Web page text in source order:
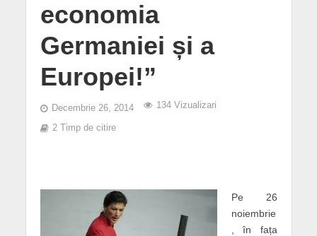
economia
Germaniei și a
Europei!”
Decembrie 26, 2014 134 Vizualizari
2 Timp de citire
Pe 26
noiembrie
, în fața